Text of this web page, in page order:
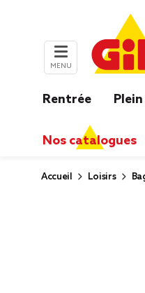
MENU
Rentrée
Nos catalogues
Accueil Loisirs